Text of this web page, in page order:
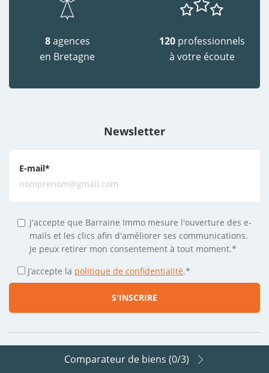
8agences
en Bretagne
120 professionnels
à votre écoute
Newsletter
E-mail*
J'accepte que Barraine Immo mesure l'ouverture des e-
mails et les clics afin d'améliorer ses communications.
Je peux retirer mon consentement à tout moment.*
J’accepte la politique de confidentialité.*
Suivez-nous sur les réseaux
Comparateur de biens (0/3)